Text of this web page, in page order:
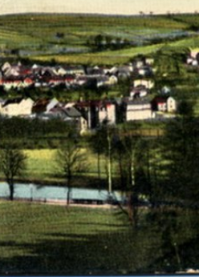
Mittel der Verarbeitung von
Ein Widerruf Ihrer bereits
erfolgten Datenverarbeitung